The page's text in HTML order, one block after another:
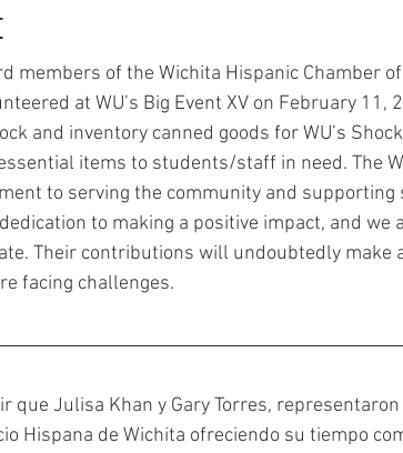
members of the Wichita Hispanic Chamber
at WU’s Big Event XV on February 11,
and inventory canned goods for WU’s
items to students/staff in need. The
to serving the community and
to making a positive impact, and
Their contributions will undoubtedly make
facing challenges.
que Julisa Khan y Gary Torres,
Hispana de Wichita ofreciendo su tiempo